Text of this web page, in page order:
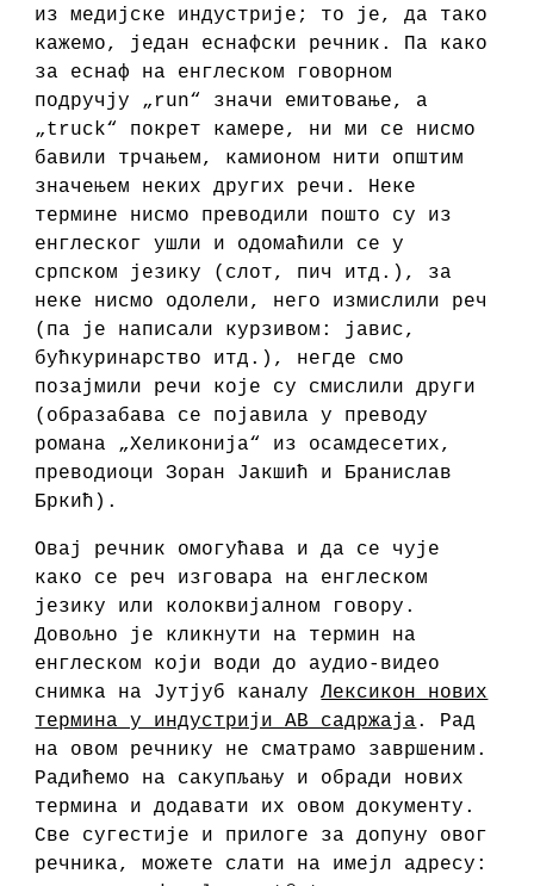
из медијске индустрије; то је, да тако
кажемо, један еснафски речник. Па како
за еснаф на енглеском говорном
подручју „run“ значи емитовање, а
„truck“ покрет камере, ни ми се нисмо
бавили трчањем, камионом нити општим
значењем неких других речи. Неке
термине нисмо преводили пошто су из
енглеског ушли и одомаћили се у
српском језику (слот, пич итд.), за
неке нисмо одолели, него измислили реч
(па је написали курзивом: јавис,
бућкуринарство итд.), негде смо
позајмили речи које су смислили други
(образабава се појавила у преводу
романа „Хеликонија“ из осамдесетих,
преводиоци Зоран Јакшић и Бранислав
Бркић).
Овај речник омогућава и да се чује
како се реч изговара на енглеском
језику или колоквијалном говору.
Довољно је кликнути на термин на
енглеском који води до аудио-видео
снимка на Јутјуб каналуЛексикон нових
термина у индустрији АВ садржаја . Рад
на овом речнику не сматрамо завршеним.
Радићемо на сакупљању и обради нових
термина и додавати их овом документу.
Све сугестије и прилоге за допуну овог
речника, можете слати на имејл адресу: